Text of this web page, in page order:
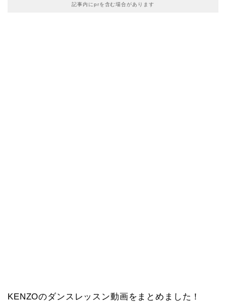
記事内にprを含む場合があります
KENZOのダンスレッスン動画をまとめました！